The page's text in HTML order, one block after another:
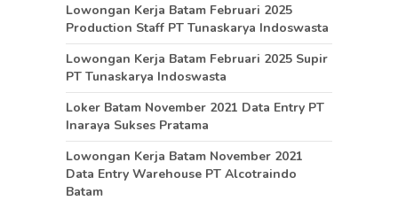
Lowongan Kerja Batam Februari 2025
Production Staff PT Tunaskarya Indoswasta
Lowongan Kerja Batam Februari 2025 Supir
PT Tunaskarya Indoswasta
Loker Batam November 2021 Data Entry PT
Inaraya Sukses Pratama
Lowongan Kerja Batam November 2021
Data Entry Warehouse PT Alcotraindo
Batam